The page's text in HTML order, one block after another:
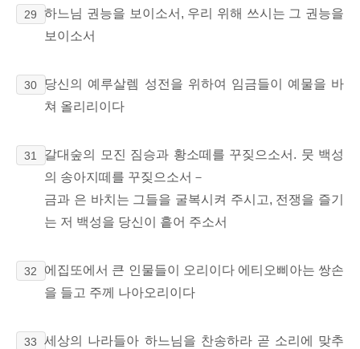
29
하느님 권능을 보이소서, 우리 위해 쓰시는 그 권능을
보이소서
30
당신의 예루살렘 성전을 위하여 임금들이 예물을 바
쳐 올리리이다
31
갈대숲의 모진 짐승과 황소떼를 꾸짖으소서. 뭇 백성
의 송아지떼를 꾸짖으소서－
금과 은 바치는 그들을 굴복시켜 주시고, 전쟁을 즐기
는 저 백성을 당신이 흩어 주소서
32
에집또에서 큰 인물들이 오리이다 에티오삐아는 쌍손
을 들고 주께 나아오리이다
33
세상의 나라들아 하느님을 찬송하라 곧 소리에 맞추